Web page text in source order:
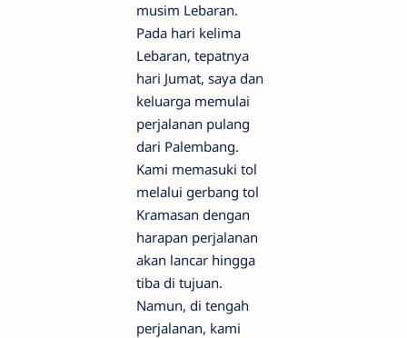
musim Lebaran.
Pada hari kelima
Lebaran, tepatnya
hari Jumat, saya dan
keluarga memulai
perjalanan pulang
dari Palembang.
Kami memasuki tol
melalui gerbang tol
Kramasan dengan
harapan perjalanan
akan lancar hingga
tiba di tujuan.
Namun, di tengah
perjalanan, kami